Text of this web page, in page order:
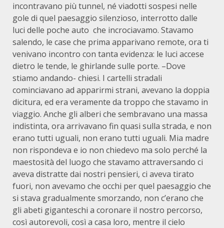
incontravano più tunnel, né viadotti sospesi nelle
gole di quel paesaggio silenzioso, interrotto dalle
luci delle poche auto che incrociavamo. Stavamo
salendo, le case che prima apparivano remote, ora ti
venivano incontro con tanta evidenza: le luci accese
dietro le tende, le ghirlande sulle porte. –Dove
stiamo andando- chiesi. I cartelli stradali
cominciavano ad apparirmi strani, avevano la doppia
dicitura, ed era veramente da troppo che stavamo in
viaggio. Anche gli alberi che sembravano una massa
indistinta, ora arrivavano fin quasi sulla strada, e non
erano tutti uguali, non erano tutti uguali. Mia madre
non rispondeva e io non chiedevo ma solo perché la
maestosità del luogo che stavamo attraversando ci
aveva distratte dai nostri pensieri, ci aveva tirato
fuori, non avevamo che occhi per quel paesaggio che
si stava gradualmente smorzando, non c’erano che
gli abeti giganteschi a coronare il nostro percorso,
così autorevoli, così a casa loro, mentre il cielo